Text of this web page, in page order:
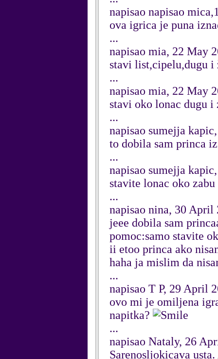
napisao napisao
ova igrica je puna
...
napisao mia, 22 May
stavi list,cipelu,dugu i
...
napisao mia, 22 May
stavi oko lonac dugu i
...
napisao sumejja
to dobila sam princa
...
napisao sumejja
stavite lonac oko
...
napisao nina, 30 April
jeee dobila sam
pomoc:samo stavite
ii etoo princa ako
haha ja mislim da
...
napisao T P, 29 April
ovo mi je omiljena
napitka?
...
napisao Nataly, 26
Sarenosljokicava